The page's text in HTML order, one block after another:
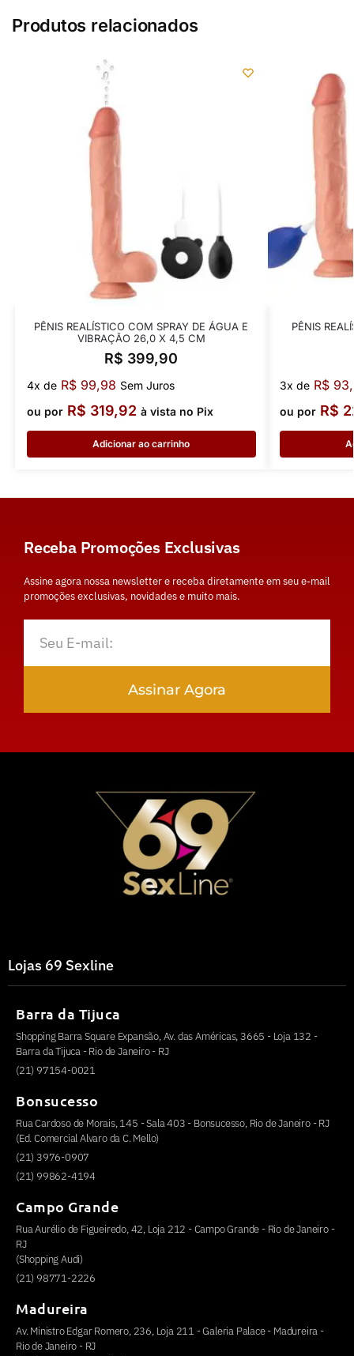
Produtos relacionados
PÊNIS REALÍSTICO COM SPRAY DE ÁGUA E
VIBRAÇÃO 26,0 X 4,5 CM
R$ 399,90
4x de R$99,98 Sem Juros
ou por R$ 319,92 à vista no Pix
Adicionar ao carrinho
PÊNIS
3x de R$
ou por R$
Receba Promoções Exclusivas
Assine agora nossa newsletter e receba diretamente em seu e-mail
promoções exclusivas, novidades e muito mais.
Assinar Agora
Lojas 69 Sexline
Barra da Tijuca
Shopping Barra Square Expansão, Av. das Américas, 3665 - Loja 132 -
Barra da Tijuca - Rio de Janeiro - RJ
(21) 97154-0021
Bonsucesso
Rua Cardoso de Morais, 145 - Sala 403 - Bonsucesso, Rio de Janeiro - RJ
(Ed. Comercial Alvaro da C. Mello)
(21) 3976-0907
(21) 99862-4194
Campo Grande
Rua Aurélio de Figueiredo, 42, Loja 212 - Campo Grande - Rio de Janeiro -
RJ
(Shopping Audi)
(21) 98771-2226
Madureira
Av. Ministro Edgar Romero, 236, Loja 211 - Galeria Palace - Madureira -
Rio de Janeiro - RJ